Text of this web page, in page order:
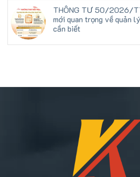
THÔNG TƯ 50/2026/
mới quan trọng về quản
cần biết